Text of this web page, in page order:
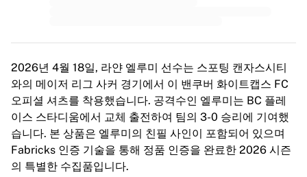
캐나다 여자 축구
NWSL
OL 리요네스
파리 생제르맹 페미닌
아스널 WFC
국가별로 둘러보기
농구
하이라이트
2026년 4월 18일, 라얀 엘루미 선수는 스포팅 캔자스시티
와의 메이저 리그 사커 경기에서 이 밴쿠버 화이트캡스 FC
오피셜 셔츠를 착용했습니다. 공격수인 엘루미는 BC 플레
이스 스타디움에서 교체 출전하여 팀의 3-0 승리에 기여했
습니다. 본 상품은 엘루미의 친필 사인이 포함되어 있으며
Fabricks 인증 기술을 통해 정품 인증을 완료한 2026 시즌
의 특별한 수집품입니다.